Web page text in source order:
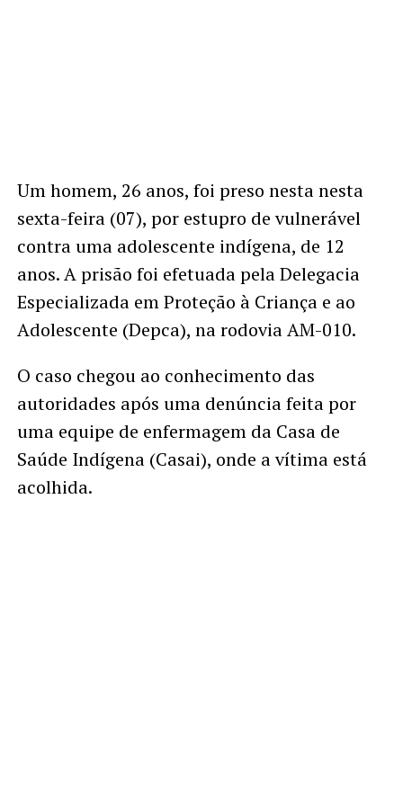
Um homem, 26 anos, foi preso nesta nesta
sexta-feira (07), por estupro de vulnerável
contra uma adolescente indígena, de 12
anos. A prisão foi efetuada pela Delegacia
Especializada em Proteção à Criança e ao
Adolescente (Depca), na rodovia AM-010.
O caso chegou ao conhecimento das
autoridades após uma denúncia feita por
uma equipe de enfermagem da Casa de
Saúde Indígena (Casai), onde a vítima está
acolhida.